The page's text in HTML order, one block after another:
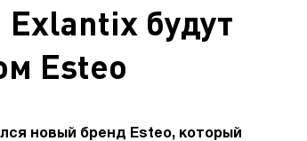
будут
Esteo
новый бренд Esteo, который